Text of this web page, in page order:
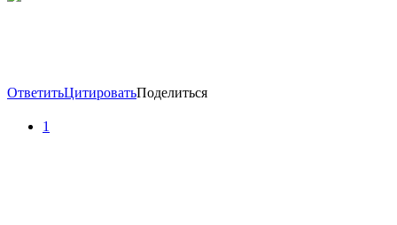
ОтветитьЦитироватьПоделиться
1